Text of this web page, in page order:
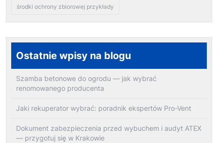
środki ochrony zbiorowej przykłady
Ostatnie wpisy na blogu
Szamba betonowe do ogrodu — jak wybrać
renomowanego producenta
Jaki rekuperator wybrać: poradnik ekspertów Pro-Vent
Dokument zabezpieczenia przed wybuchem i audyt ATEX
— przygotuj się w Krakowie